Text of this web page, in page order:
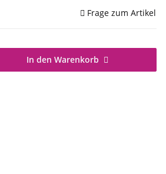
Frage zum Artikel
In den Warenkorb